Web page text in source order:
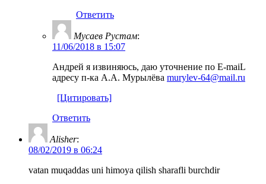
Ответить
Мусаев Рустам:
11/06/2018 в 15:07
Андрей я извиняюсь, даю уточнение по E-maiL
адресу п-ка А.А. Мурылёва murylev-64@mail.ru
[Цитировать]
Ответить
Alisher:
08/02/2019 в 06:24
vatan muqaddas uni himoya qilish sharafli burchdir